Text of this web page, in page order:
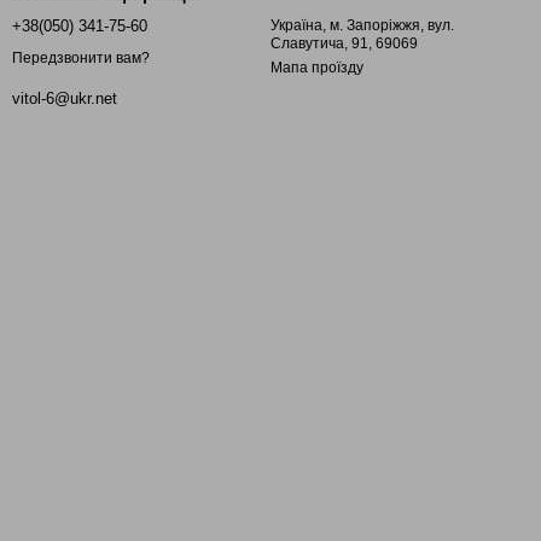
+38(050) 341-75-60
Передзвонити вам?
vitol-6@ukr.net
Україна, м. Запоріжжя, вул.
Славутича, 91, 69069
Мапа проїзду